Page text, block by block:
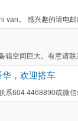
。 感兴趣的请电邮
空间巨大。有意请联
，欢迎搭车
系604 4468890或微信